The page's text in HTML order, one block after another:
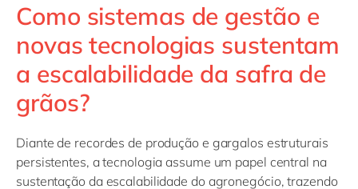
Como sistemas de gestão e
novas tecnologias sustentam
a escalabilidade da safra de
grãos?
Diante de recordes de produção e gargalos estruturais
persistentes, a tecnologia assume um papel central na
sustentação da escalabilidade do agronegócio, trazendo